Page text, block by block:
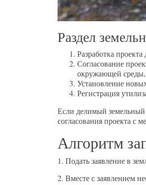
Раздел
Разработка
Согласование
окружающей
Установление
Регистрация
Если делимый земельный
согласования проекта с
Алгоритм
1. Подать заявление в
2. Вместе с заявлением